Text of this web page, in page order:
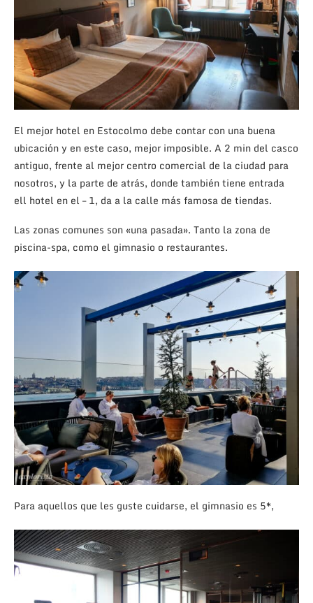
El mejor hotel en Estocolmo debe contar con una buena
ubicación y en este caso, mejor imposible. A 2 min del casco
antiguo, frente al mejor centro comercial de la ciudad para
nosotros, y la parte de atrás, donde también tiene entrada
ell hotel en el – 1, da a la calle más famosa de tiendas.
Las zonas comunes son «una pasada». Tanto la zona de
piscina-spa, como el gimnasio o restaurantes.
Para aquellos que les guste cuidarse, el gimnasio es 5*,